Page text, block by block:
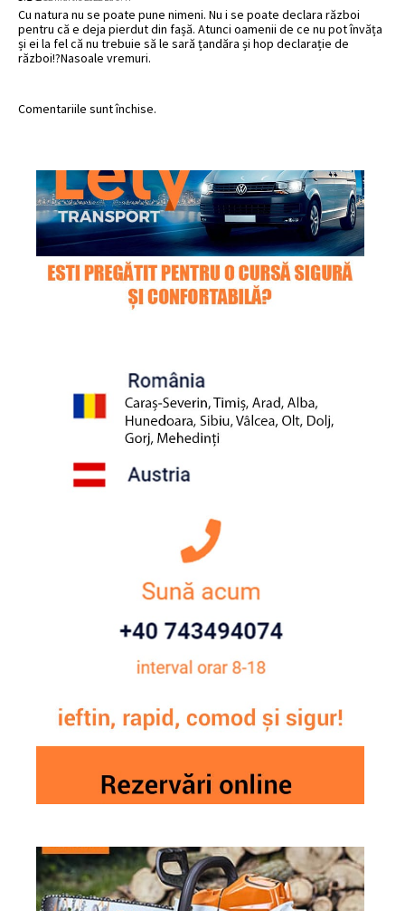
Cu natura nu se poate pune nimeni. Nu i se poate declara război
pentru că e deja pierdut din fașă. Atunci oamenii de ce nu pot învăța
și ei la fel că nu trebuie să le sară țandăra și hop declarație de
război!?Nasoale vremuri.
Comentariile sunt închise.